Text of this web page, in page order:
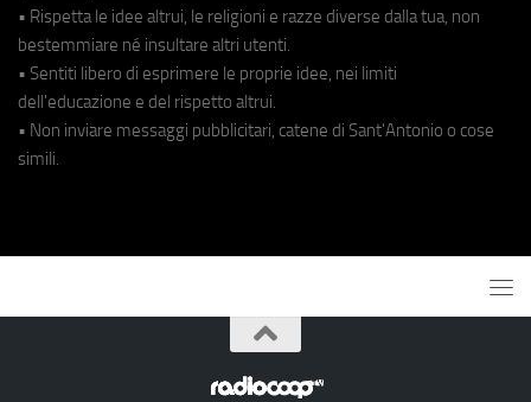
• Rispetta le idee altrui, le religioni e razze diverse dalla tua, non
bestemmiare né insultare altri utenti.
• Sentiti libero di esprimere le proprie idee, nei limiti
dell'educazione e del rispetto altrui.
• Non inviare messaggi pubblicitari, catene di Sant'Antonio o cose
simili.